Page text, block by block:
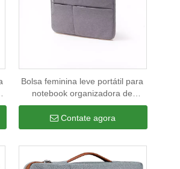
Bolsa feminina leve portátil para
notebook organizadora de
viagem para laptop
Contate agora